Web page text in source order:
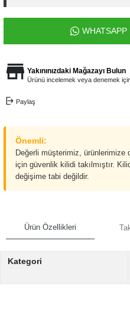
WHATSAPP
Yakınınızdaki Mağazayı Bulun
Ürünü incelemek veya denemek
Paylaş
Önemli:
Değerli müşterimiz, ürünlerimize
için güvenlik kilidi takılmıştır.
değişime tabi değildir.
Ürün Özellikleri
Kategori